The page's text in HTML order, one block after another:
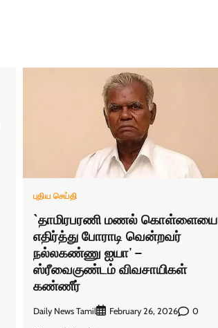
புதிய செய்தி
`தாமிரபரணி மணல் கொள்ளையை
எதிர்த்து போராடி வென்றவர்
நல்லகண்ணு ஐயா' –
ஸ்ரீவைகுண்டம் விவசாயிகள்
கண்ணீர்
Daily News Tamil February 26, 2026 0